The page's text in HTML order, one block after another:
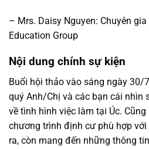
– Mrs. Daisy Nguyen: Chuyên gia
Education Group
Nội dung chính sự kiện
Buổi hội thảo vào sáng ngày
quý Anh/Chị và các bạn cái nhìn
về tình hình việc làm tại Úc.
chương trình định cư phù hợp
ra, còn mang đến những thông